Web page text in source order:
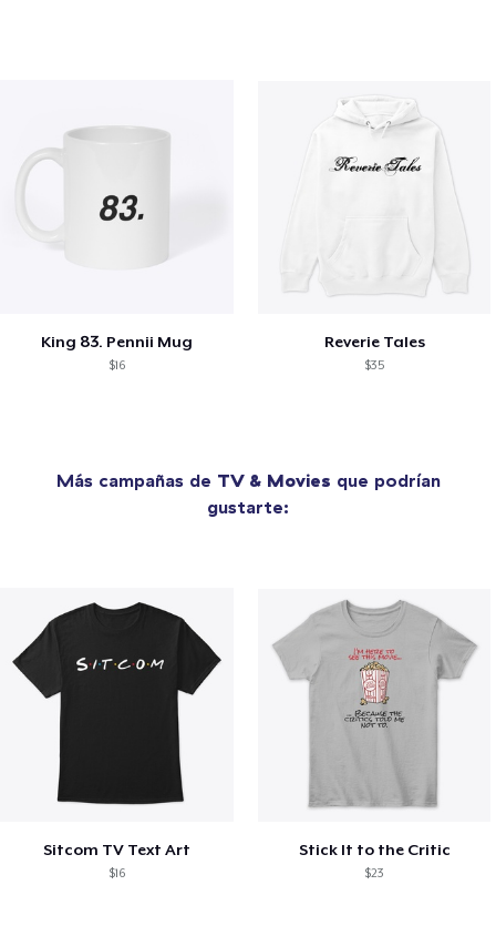
King 83. Pennii Mug
$16
Reverie Tales
$35
Más campañas de TV & Movies que podrían
gustarte:
Sitcom TV Text Art
$16
Stick It to the Critic
$23